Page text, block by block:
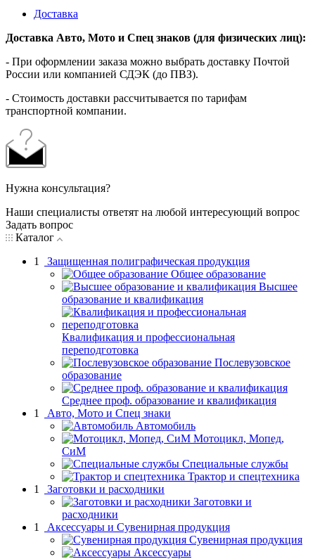
Доставка
Доставка Авто, Мото и Спец знаков (для физических лиц):
- При оформлении заказа можно выбрать доставку Почтой
России или компанией СДЭК (до ПВЗ).
- Стоимость доставки рассчитывается по тарифам
транспортной компании.
Нужна консультация?
Наши специалисты ответят на любой интересующий вопрос
Задать вопрос
Каталог
1
Защищенная полиграфическая продукция
Общее образование
Высшее
образование и квалификация
Квалификация и профессиональная
переподготовка
Послевузовское
образование
Среднее проф. образование и квалификация
1
Авто, Мото и Спец знаки
Автомобиль
Мотоцикл, Мопед,
СиМ
Специальные службы
Трактор и спецтехника
1
Заготовки и расходники
Заготовки и
расходники
1
Аксессуары и Сувенирная продукция
Сувенирная продукция
Аксессуары